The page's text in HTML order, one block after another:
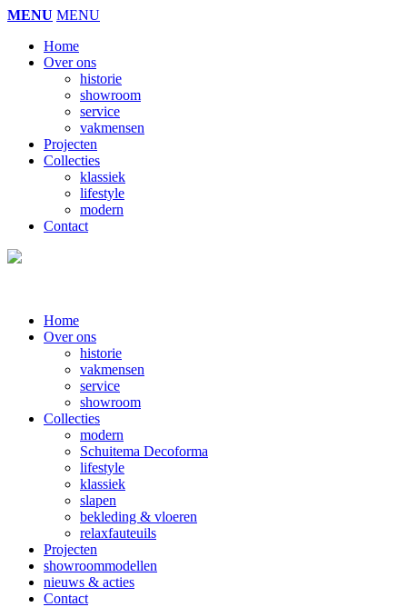
MENU MENU
Home
Over ons
historie
showroom
service
vakmensen
Projecten
Collecties
klassiek
lifestyle
modern
Contact
Home
Over ons
historie
vakmensen
service
showroom
Collecties
modern
Schuitema Decoforma
lifestyle
klassiek
slapen
bekleding & vloeren
relaxfauteuils
Projecten
showroommodellen
nieuws & acties
Contact